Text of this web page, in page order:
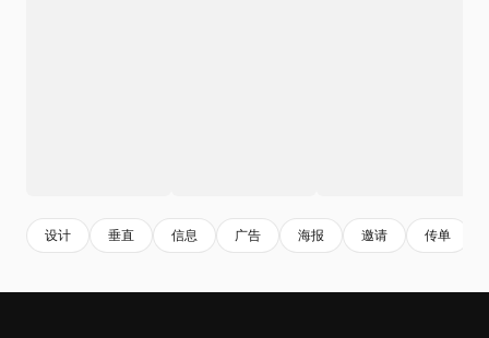
设计 垂直 信息 广告 海报 邀请 传单